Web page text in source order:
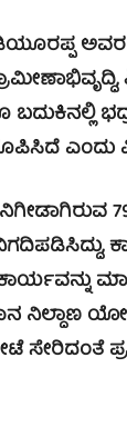
ಅವರ
ಎಂದು
ನಿಲ್ದಾಣ